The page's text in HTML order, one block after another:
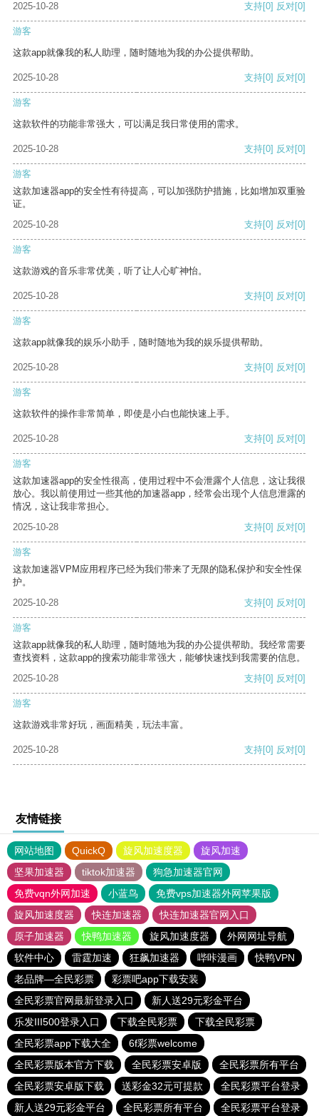
2025-10-28 支持[0] 反对[0]
游客
这款app就像我的私人助理，随时随地为我的办公提供帮助。
2025-10-28 支持[0] 反对[0]
游客
这款软件的功能非常强大，可以满足我日常使用的需求。
2025-10-28 支持[0] 反对[0]
游客
这款加速器app的安全性有待提高，可以加强防护措施，比如增加双重验
证。
2025-10-28
支持[0] 反对[0]
游客
这款游戏的音乐非常优美，听了让人心旷神怡。
2025-10-28 支持[0] 反对[0]
游客
这款app就像我的娱乐小助手，随时随地为我的娱乐提供帮助。
2025-10-28 支持[0] 反对[0]
游客
这款软件的操作非常简单，即使是小白也能快速上手。
2025-10-28 支持[0] 反对[0]
游客
这款加速器app的安全性很高，使用过程中不会泄露个人信息，这让我很
放心。我以前使用过一些其他的加速器app，经常会出现个人信息泄露的
情况，这让我非常担心。
2025-10-28
支持[0] 反对[0]
游客
这款加速器VPM应用程序已经为我们带来了无限的隐私保护和安全性保
护。
2025-10-28
支持[0] 反对[0]
游客
这款app就像我的私人助理，随时随地为我的办公提供帮助。我经常需要
查找资料，这款app的搜索功能非常强大，能够快速找到我需要的信息。
2025-10-28
支持[0] 反对[0]
游客
这款游戏非常好玩，画面精美，玩法丰富。
2025-10-28 支持[0] 反对[0]
友情链接
网站地图 QuickQ 旋风加速度器
旋风加速
坚果加速器
tiktok加速器
狗急加速器官网
免费vqn外网加速
小蓝鸟
免费vps加速器外网苹果版
旋风加速度器
快连加速器
快连加速器官网入口
原子加速器
快鸭加速器 旋风加速度器
外网网址导航
软件中心
雷霆加速 狂飙加速器 哔咔漫画
快鸭VPN
老品牌—全民彩票
彩票吧app下载安装
全民彩票官网最新登录入口
新人送29元彩金平台
乐发III500登录入口
下载全民彩票
下载全民彩票
全民彩票app下载大全
6f彩票welcome
全民彩票版本官方下载
全民彩票安卓版
全民彩票所有平台
全民彩票安卓版下载
送彩金32元可提款
全民彩票平台登录
新人送29元彩金平台
全民彩票所有平台 全民彩票平台登录